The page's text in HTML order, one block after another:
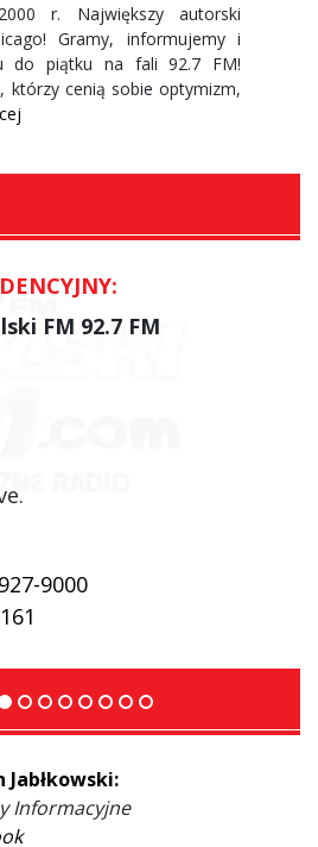
r. Największy autorski
Gramy, informujemy i
do piątku na fali 92.7 FM!
którzy cenią sobie optymizm,
FM 92.7 FM
9000
Jabłkowski:
Informacyjne